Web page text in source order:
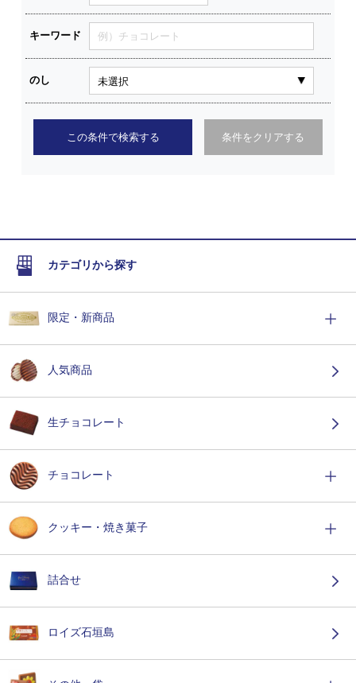
キーワード
のし
この条件で検索する 条件をクリアする
カテゴリから探す
限定・新商品
人気商品
生チョコレート
チョコレート
クッキー・焼き菓子
詰合せ
ロイズ石垣島